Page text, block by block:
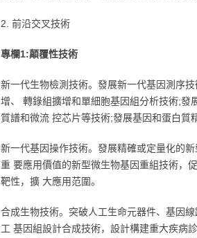
2. 前沿交叉技術
專欄1:顛覆性技術
新一代生物檢測技術。發展新一代基因測序
增、 轉錄組擴增和單細胞基因組分析技術;發
質譜和微流 控芯片等技術;發展基因和蛋白質
新一代基因操作技術。發展精確或定量化的
重 要應用價值的新型微生物基因重組技術，
靶性，擴 大應用范圍。
合成生物技術。突破人工生命元器件、基因
工 基因組設計合成技術，設計構建重大疾病